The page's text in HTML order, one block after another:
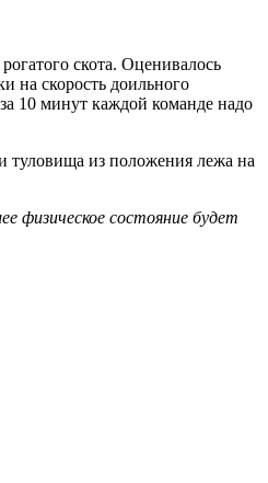
скота. Оценивалось
на скорость доильного
10 минут каждой команде надо
из положения лежа на
физическое состояние будет